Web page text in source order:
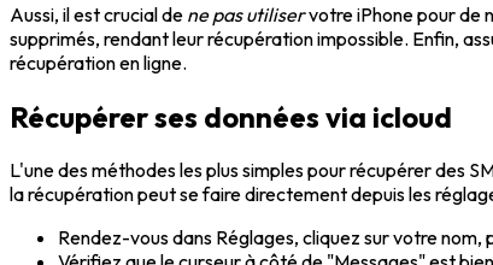
Aussi, il est crucial de ne pas utiliservotre iPhone pour de
supprimés, rendant leur récupération impossible. Enfin,
récupération en ligne.
Récupérer ses données via icloud
L'une des méthodes les plus simples pour récupérer des
la récupération peut se faire directement depuis les
Rendez-vous dans Réglages, cliquez sur votre nom,